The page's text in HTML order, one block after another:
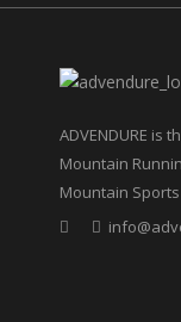
ADVENDURE is
Mountain
Mountain Sports